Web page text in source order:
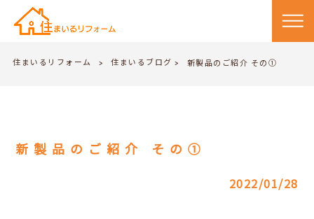
住まいるリフォーム > 住まいるブログ > 新製品のご紹介 その①
新製品のご紹介 その①
2022/01/28